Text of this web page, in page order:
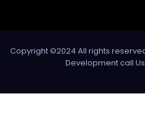
Copyright ©2024 All rights
Development call